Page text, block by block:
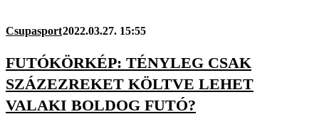
Csupasport2022.03.27. 15:55
FUTÓKÖRKÉP: TÉNYLEG CSAK
SZÁZEZREKET KÖLTVE LEHET
VALAKI BOLDOG FUTÓ?